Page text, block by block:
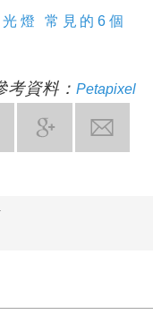
燈 常見的6個
考資料： Petapixel